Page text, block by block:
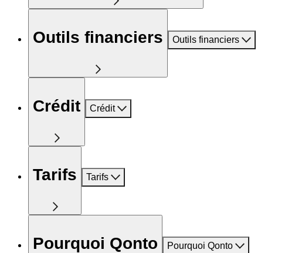
Outils financiers Outils financiers
Crédit Crédit
Tarifs Tarifs
Pourquoi Qonto Pourquoi Qonto